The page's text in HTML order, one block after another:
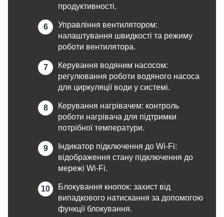
продуктивності.
Управління вентилятором:
налаштування швидкості та режиму
роботи вентилятора.
Керування водяним насосом:
регулювання роботи водяного насоса
для циркуляції води у системі.
Керування нагрівачем: контроль
роботи нагрівача для підтримки
потрібної температури.
Індикатор підключення до Wi-Fi:
відображення стану підключення до
мережі Wi-Fi.
Блокування кнопок: захист від
випадкового натискання за допомогою
функції блокування.